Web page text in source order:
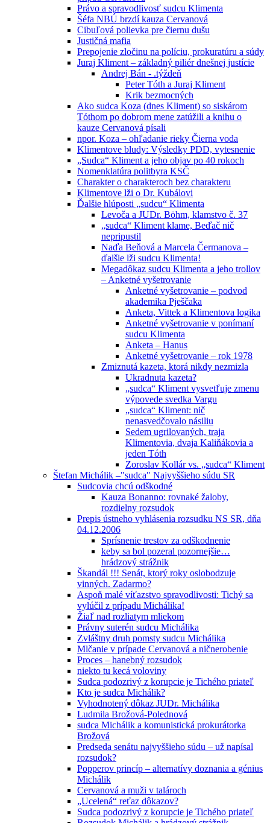
Právo a spravodlivosť sudcu Klimenta
Šéfa NBÚ brzdí kauza Cervanová
Cibuľová polievka pre čiernu dušu
Justičná mafia
Prepojenie zločinu na políciu, prokuratúru a súdy
Juraj Kliment – základný piliér dnešnej justície
Andrej Bán - .týždeň
Peter Tóth a Juraj Kliment
Krik bezmocných
Ako sudca Koza (dnes Kliment) so siskárom
Tóthom po dobrom mene zatúžili a knihu o
kauze Cervanová písali
npor. Koza – ohľadanie rieky Čierna voda
Klimentove bludy: Výsledky PDD, vytesnenie
„Sudca“ Kliment a jeho objav po 40 rokoch
Nomenklatúra politbyra KSČ
Charakter o charakteroch bez charakteru
Klimentove lži o Dr. Kubálovi
Ďalšie hlúposti „sudcu“ Klimenta
Levoča a JUDr. Böhm, klamstvo č. 37
„sudca“ Kliment klame, Beďač nič
nepripustil
Naďa Beňová a Marcela Čermanova –
ďalšie lži sudcu Klimenta!
Megadôkaz sudcu Klimenta a jeho trollov
– Anketné vyšetrovanie
Anketné vyšetrovanie – podvod
akademika Pješčaka
Anketa, Vittek a Klimentova logika
Anketné vyšetrovanie v ponímaní
sudcu Klimenta
Anketa – Hanus
Anketné vyšetrovanie – rok 1978
Zmiznutá kazeta, ktorá nikdy nezmizla
Ukradnuta kazeta?
„sudca“ Kliment vysvetľuje zmenu
výpovede svedka Vargu
„sudca“ Kliment: nič
nenasvedčovalo násiliu
Sedem ugrilovaných, traja
Klimentovia, dvaja Kaliňákovia a
jeden Tóth
Zoroslav Kollár vs. „sudca“ Kliment
Štefan Michálik –"sudca" Najvyššieho súdu SR
Sudcovia chcú odškodné
Kauza Bonanno: rovnaké žaloby,
rozdielny rozsudok
Prepis ústneho vyhlásenia rozsudku NS SR, dňa
04.12.2006
Sprísnenie trestov za odškodnenie
keby sa bol pozeral pozornejšie…
hrádzový strážnik
Škandál !!! Senát, ktorý roky oslobodzuje
vinných. Zadarmo?
Aspoň malé víťazstvo spravodlivosti: Tichý sa
vylúčil z prípadu Michálika!
Žiaľ nad rozliatym mliekom
Právny suterén sudcu Michálika
Zvláštny druh pomsty sudcu Michálika
Mlčanie v prípade Cervanová a ničnerobenie
Proces – hanebný rozsudok
niekto tu kecá voloviny
Sudca podozrivý z korupcie je Tichého priateľ
Kto je sudca Michálik?
Vyhodnotený dôkaz JUDr. Michálika
Ludmila Brožová-Polednová
sudca Michálik a komunistická prokurátorka
Brožová
Predseda senátu najvyššieho súdu – už napísal
rozsudok?
Popperov princíp – alternatívy doznania a génius
Michálik
Cervanová a muži v talároch
„Ucelená“ reťaz dôkazov?
Sudca podozrivý z korupcie je Tichého priateľ